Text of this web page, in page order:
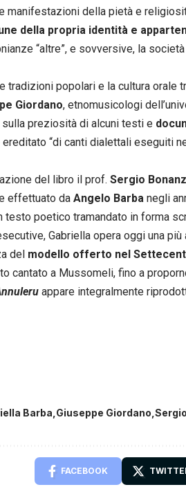
manifestazioni della pietà e
della propria identità e
“altre”, e sovversive, la
tradizioni popolari e la cultura orale
Giordano, etnomusicologi
preziosità di alcuni testi e
ereditato “di canti dialettali eseguiti
del libro il prof. Sergio
effettuato da Angelo Barba negli
testo poetico tramandato in forma
Gabriella opera oggi una
del modello offerto nel
cantato a Mussomeli, fino a
appare integralmente
Barba Giuseppe Giordano
FACEBOOK